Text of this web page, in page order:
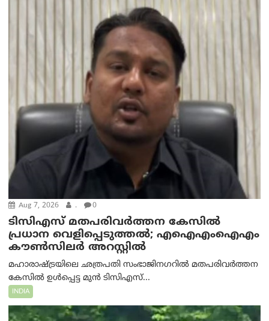
Aug 7, 2026 . 0
ടിസിഎസ് മതപരിവർത്തന കേസിൽ
പ്രധാന വെളിപ്പെടുത്തൽ; എഐഎംഐഎം
കൗൺസിലർ അറസ്റ്റിൽ
മഹാരാഷ്ട്രയിലെ ഛത്രപതി സംഭാജിനഗറിൽ മതപരിവർത്തന
കേസിൽ ഉൾപ്പെട്ട മുൻ ടിസിഎസ്...
INDIA